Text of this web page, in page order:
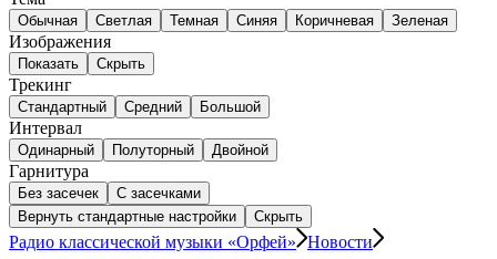
Обычная Светлая Темная Синяя Коричневая Зеленая
Изображения
Показать Скрыть
Трекинг
Стандартный Средний Большой
Интервал
Одинарный Полуторный Двойной
Гарнитура
Без засечек
С засечками
Вернуть стандартные настройки
Скрыть
Радио классической музыки «Орфей» Новости